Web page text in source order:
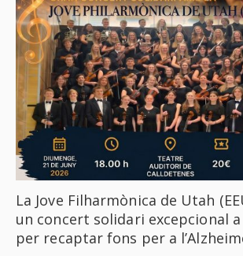
La Jove Filharmònica de Utah
un concert solidari excepcional
per recaptar fons per a